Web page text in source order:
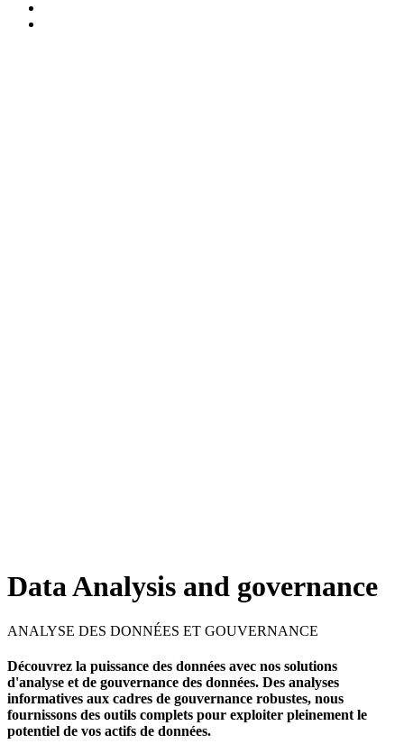
Data Analysis and governance
ANALYSE DES DONNÉES ET GOUVERNANCE
Découvrez la puissance des données avec nos solutions
d'analyse et de gouvernance des données. Des analyses
informatives aux cadres de gouvernance robustes, nous
fournissons des outils complets pour exploiter pleinement le
potentiel de vos actifs de données.